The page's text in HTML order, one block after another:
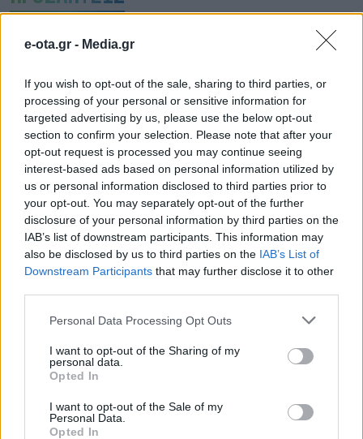
e-ota.gr - Media.gr
If you wish to opt-out of the sale, sharing to third parties, or
processing of your personal or sensitive information for
targeted advertising by us, please use the below opt-out
section to confirm your selection. Please note that after your
opt-out request is processed you may continue seeing
interest-based ads based on personal information utilized by
us or personal information disclosed to third parties prior to
your opt-out. You may separately opt-out of the further
disclosure of your personal information by third parties on the
IAB’s list of downstream participants. This information may
also be disclosed by us to third parties on the IAB’s List of
Downstream Participants that may further disclose it to other
Personal Data Processing Opt Outs
I want to opt-out of the Sharing of my
personal data.
Opted In
I want to opt-out of the Sale of my
Personal Data.
Opted In
Attica Roots Festival: Εννέα συναυλίες, δεκάδες
της Αττικής
06.08.2026 - 20.03